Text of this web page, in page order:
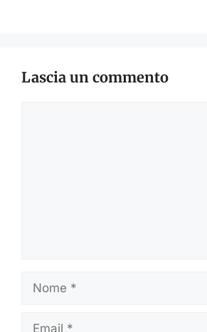
Lascia un commento
Nome
Email